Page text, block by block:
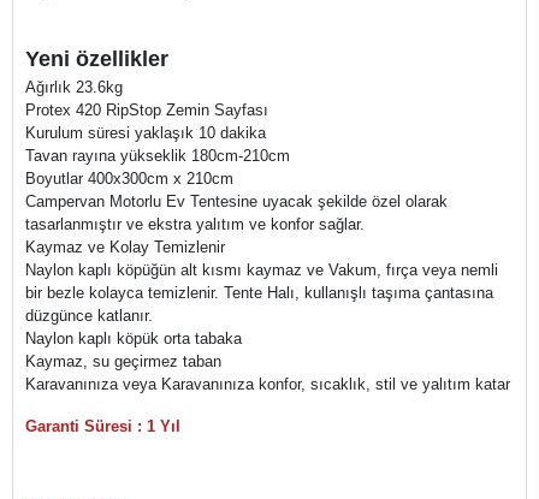
Yeni özellikler
Ağırlık 23.6kg
Protex 420 RipStop Zemin Sayfası
Kurulum süresi yaklaşık 10 dakika
Tavan rayına yükseklik 180cm-210cm
Boyutlar 400x300cm x 210cm
Campervan Motorlu Ev Tentesine uyacak şekilde özel olarak
tasarlanmıştır ve ekstra yalıtım ve konfor sağlar.
Kaymaz ve Kolay Temizlenir
Naylon kaplı köpüğün alt kısmı kaymaz ve Vakum, fırça veya nemli
bir bezle kolayca temizlenir. Tente Halı, kullanışlı taşıma çantasına
düzgünce katlanır.
Naylon kaplı köpük orta tabaka
Kaymaz, su geçirmez taban
Karavanınıza veya Karavanınıza konfor, sıcaklık, stil ve yalıtım katar
Garanti Süresi : 1 Yıl